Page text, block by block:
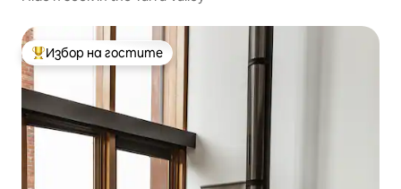
Най-популярен избор на гостите
Избор на гостите